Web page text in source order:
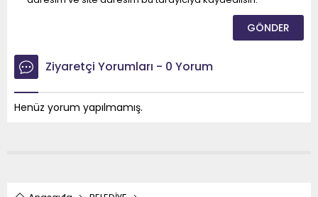
Ziyaretçi Yorumları - 0 Yorum
Henüz yorum yapılmamış.